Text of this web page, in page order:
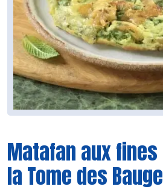
Matafan aux
la Tome des